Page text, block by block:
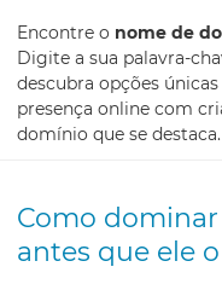
Encontre o nome de
Digite a sua palavra-
descubra opções
presença online com
domínio que se destaca.
Como
antes que ele